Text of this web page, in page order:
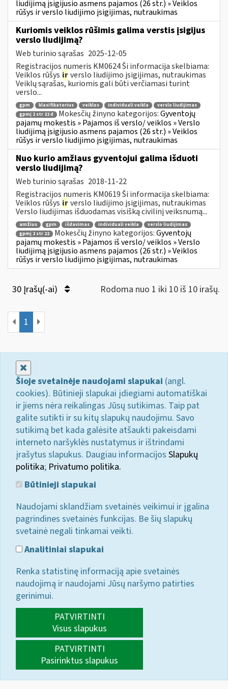
liudijimą įsigijusio asmens pajamos (26 str.) » Veiklos
rūšys ir verslo liudijimo įsigijimas, nutraukimas
Kuriomis veiklos rūšimis galima verstis įsigijus
verslo liudijimą?
Web turinio sąrašas 2025-12-05
Registracijos numeris KM0624 Ši informacija skelbiama:
Veiklos rūšys irverslo liudijimo įsigijimas, nutraukimas
Veiklų sąrašas, kuriomis gali būti verčiamasi turint
verslo...
gpm klasifikatorius veiklos individuali veikla
verslo liudijimas
gpmį 2 str 22 d
Mokesčių žinyno kategorijos:Gyventojų
pajamų mokestis » Pajamos iš verslo/ veiklos » Verslo
liudijimą įsigijusio asmens pajamos (26 str.) » Veiklos
rūšys ir verslo liudijimo įsigijimas, nutraukimas
Nuo kurio amžiaus gyventojui galima išduoti
verslo liudijimą?
Web turinio sąrašas 2018-11-22
Registracijos numeris KM0619 Ši informacija skelbiama:
Veiklos rūšys irverslo liudijimo įsigijimas, nutraukimas
Verslo liudijimas išduodamas visišką civilinį veiksnumą...
amžius gpm išdavimas individuali veikla
verslo liudijimas
gpmį 2 str 22
Mokesčių žinyno kategorijos:Gyventojų
pajamų mokestis » Pajamos iš verslo/ veiklos » Verslo
liudijimą įsigijusio asmens pajamos (26 str.) » Veiklos
rūšys ir verslo liudijimo įsigijimas, nutraukimas
30 Įrašų(-ai) Rodoma nuo 1 iki 10 iš 10 irašų.
1
Šioje svetainėje naudojami slapukai (angl.
cookies). Būtinieji slapukai įdiegiami automatiškai
ir jiems nėra reikalingas Jūsų sutikimas. Taip pat
galite sutikti ir su kitų slapukų naudojimu. Savo
sutikimą bet kada galėsite atšaukti pakeisdami
interneto naršyklės nustatymus ir ištrindami
įrašytus slapukus. Daugiau informacijos Slapukų
politika; Privatumo politika.
Būtinieji slapukai
Naudojami sklandžiam svetainės veikimui ir įgalina
pagrindines svetainės funkcijas. Be šių slapukų
svetainė negali tinkamai veikti.
Analitiniai slapukai
Renka statistinę informaciją apie svetainės
naudojimą ir naudojami Jūsų naršymo patirties
gerinimui.
PATVIRTINTI
Visus slapukus
PATVIRTINTI
Pasirinktus slapukus